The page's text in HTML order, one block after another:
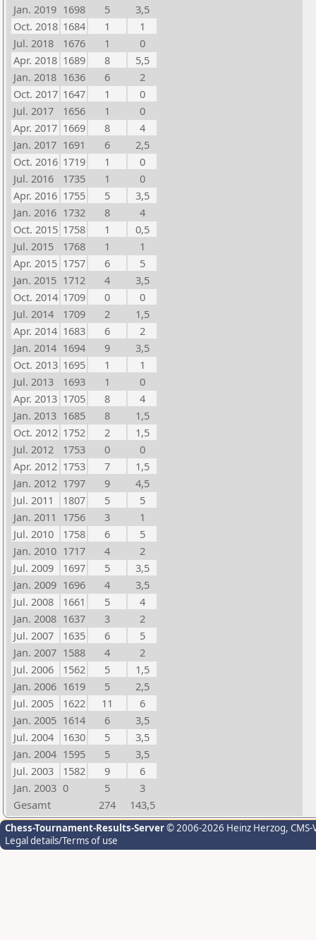
Jan. 2019 1698 5
3,5
Oct. 2018 1684 1
1
Jul. 2018
1676 1
0
Apr. 2018 1689 8
5,5
Jan. 2018 1636 6
2
Oct. 2017 1647 1
0
Jul. 2017
1656 1
0
Apr. 2017 1669 8
4
Jan. 2017 1691 6
2,5
Oct. 2016 1719 1
0
Jul. 2016
1735 1
0
Apr. 2016 1755 5
3,5
Jan. 2016 1732 8
4
Oct. 2015 1758 1
0,5
Jul. 2015
1768 1
1
Apr. 2015 1757 6
5
Jan. 2015 1712 4
3,5
Oct. 2014 1709 0
0
Jul. 2014
1709 2
1,5
Apr. 2014 1683 6
2
Jan. 2014 1694 9
3,5
Oct. 2013 1695 1
1
Jul. 2013
1693 1
0
Apr. 2013 1705 8
4
Jan. 2013 1685 8
1,5
Oct. 2012 1752 2
1,5
Jul. 2012
1753 0
0
Apr. 2012 1753 7
1,5
Jan. 2012 1797 9
4,5
Jul. 2011
1807 5
5
Jan. 2011 1756 3
1
Jul. 2010
1758 6
5
Jan. 2010 1717 4
2
Jul. 2009
1697 5
3,5
Jan. 2009 1696 4
3,5
Jul. 2008
1661 5
4
Jan. 2008 1637 3
2
Jul. 2007
1635 6
5
Jan. 2007 1588 4
2
Jul. 2006
1562 5
1,5
Jan. 2006 1619 5
2,5
Jul. 2005
1622 11
6
Jan. 2005 1614 6
3,5
Jul. 2004
1630 5
3,5
Jan. 2004 1595 5
3,5
Jul. 2003
1582 9
6
Jan. 2003 0 5
3
Gesamt
274 143,5
Chess-Tournament-Results-Server© 2006-2026 Heinz Herzog,
Legal details/Terms of use